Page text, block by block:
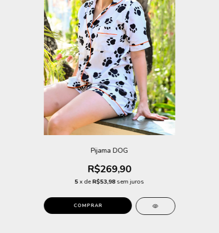
Pijama DOG
R$269,90
5x deR$53,98sem juros
COMPRAR